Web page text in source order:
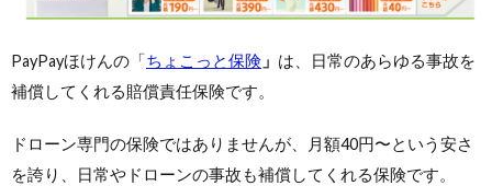
PayPayほけんの「ちょこっと保険 」 は、日常のあらゆる事故を
補償してくれる賠償責任保険です。
ドローン専門の保険ではありませんが、月額40円〜という安さ
を誇り、日常やドローンの事故も補償してくれる保険です。